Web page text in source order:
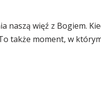
naszą więź z Bogiem.
także moment, w